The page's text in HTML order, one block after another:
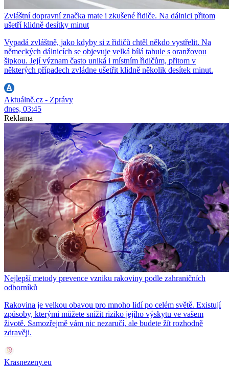
Zvláštní dopravní značka mate i zkušené řidiče. Na dálnici přitom
ušetří klidně desítky minut
Vypadá zvláštně, jako kdyby si z řidičů chtěl někdo vystřelit. Na
německých dálnicích se objevuje velká bílá tabule s oranžovou
šipkou. Její význam často uniká i místním řidičům, přitom v
některých případech zvládne ušetřit klidně několik desítek minut.
Aktuálně.cz - Zprávy
dnes, 03:45
Reklama
Nejlepší metody prevence vzniku rakoviny podle zahraničních
odborníků
Rakovina je velkou obavou pro mnoho lidí po celém světě. Existují
způsoby, kterými můžete snížit riziko jejího výskytu ve vašem
životě. Samozřejmě vám nic nezaručí, ale budete žít rozhodně
zdravěji.
Krasnezeny.eu